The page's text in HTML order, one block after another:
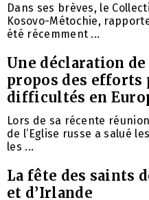
Dans ses brèves, le
Kosovo-Métochie,
été récemment ...
Une déclaration de
propos des efforts
difficultés en
Lors de sa récente
de l’Eglise russe a salué
les ...
La fête des saints
et d’Irlande